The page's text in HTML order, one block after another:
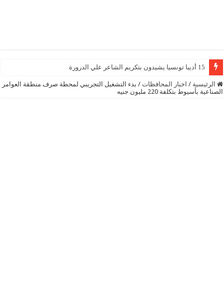
15 أديبا تونسيا يشيدون بتكريم الشاعر علي الدرورة
الرئيسية / اخبار المحافظات / بدء التشغيل التجريبي لمحطة صرف منطقة العوامر
الصناعية بأسيوط بتكلفة 220 مليون جنيه